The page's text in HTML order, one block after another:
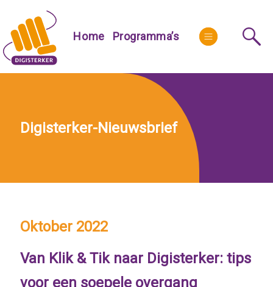
content
Home Programma’s More
Digisterker-Nieuwsbrief
Oktober 2022
Van Klik & Tik naar Digisterker: tips
voor een soepele overgang